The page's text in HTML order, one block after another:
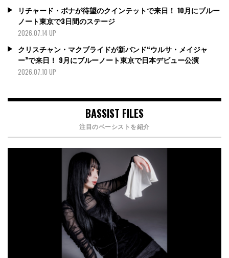
リチャード・ボナが待望のクインテットで来日！ 10月にブルー
ノート東京で3日間のステージ
2026.07.14 UP
クリスチャン・マクブライドが新バンド“ウルサ・メイジャ
ー”で来日！ 9月にブルーノート東京で日本デビュー公演
2026.07.10 UP
BASSIST FILES
注目のベーシストを紹介